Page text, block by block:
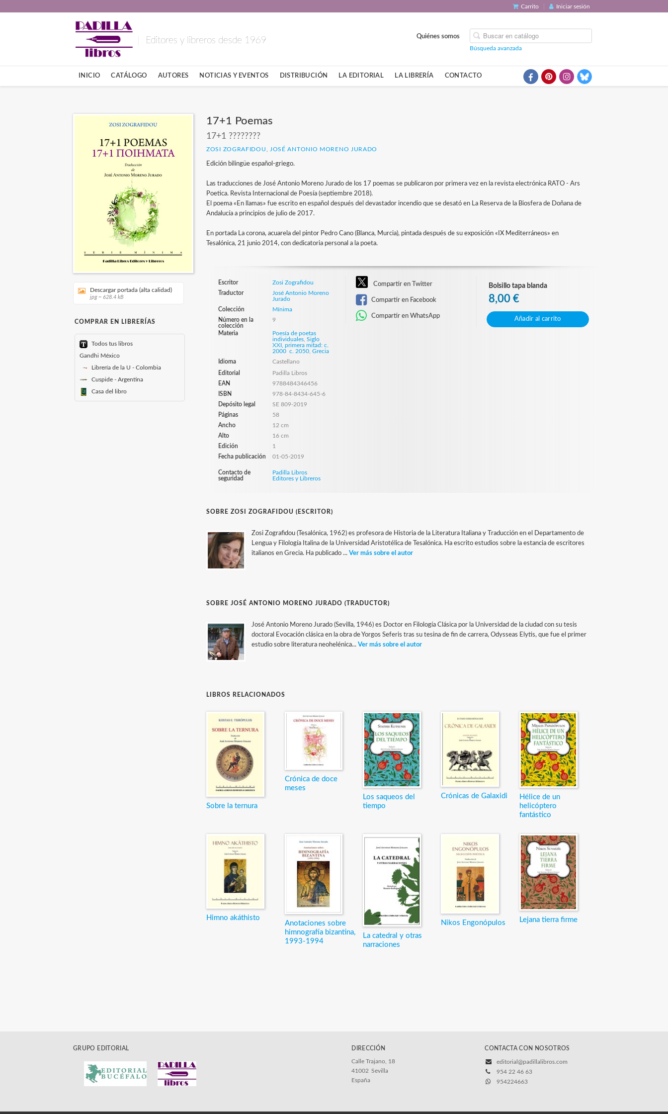
Carrito Iniciar sesión
Editores y libreros desde 1969
Búsqueda avanzada
Quiénes somos
INICIO CATÁLOGO AUTORES NOTICIAS Y EVENTOS DISTRIBUCIÓN LA EDITORIAL LA LIBRERÍA CONTACTO
Descargar portada (alta calidad)
jpg ~ 628.4 kB
COMPRAR EN LIBRERÍAS
Todos tus libros
Gandhi México
Librería de la U - Colombia
Cuspide - Argentina
Casa del libro
17+1 Poemas
17+1 ????????
ZOSI ZOGRAFIDOU JOSÉ ANTONIO MORENO JURADO
Edición bilingüe español-griego.
Las traducciones de José Antonio Moreno Jurado de los 17 poemas se publicaron por primera vez en la revista electrónica RATO - Ars
Poetica. Revista Internacional de Poesía (septiembre 2018).
El poema «En llamas» fue escrito en español después del devastador incendio que se desató en La Reserva de la Biosfera de Doñana de
Andalucía a principios de julio de 2017.
En portada La corona, acuarela del pintor Pedro Cano (Blanca, Murcia), pintada después de su exposición «IX Mediterráneos» en
Tesalónica, 21 junio 2014, con dedicatoria personal a la poeta.
Escritor
Zosi Zografidou
Traductor
José Antonio Moreno
Jurado
Colección
Mínima
Número en la
colección
9
Materia
Poesía de poetas
individuales ,Siglo
XXI, primera mitad: c.
2000  c. 2050 ,Grecia
Idioma
Castellano
Editorial
Padilla Libros
EAN
9788484346456
ISBN
978-84-8434-645-6
Depósito legal
SE 809-2019
Páginas
58
Ancho
12 cm
Alto
16 cm
Edición
1
Fecha publicación
01-05-2019
Contacto de
seguridad
Padilla Libros
Editores y Libreros
Compartir en Twitter
Compartir en Facebook
Compartir en WhatsApp
Bolsillo tapa blanda
8,00 €
Añadir al carrito
SOBRE ZOSI ZOGRAFIDOU (ESCRITOR)
Zosi Zografidou (Tesalónica, 1962) es profesora de Historia de la Literatura Italiana y Traducción en el Departamento de
Lengua y Filología Italina de la Universidad Aristotélica de Tesalónica. Ha escrito estudios sobre la estancia de escritores
italianos en Grecia. Ha publicado ...Ver más sobre el autor
SOBRE JOSÉ ANTONIO MORENO JURADO (TRADUCTOR)
José Antonio Moreno Jurado (Sevilla, 1946) es Doctor en Filología Clásica por la Universidad de la ciudad con su tesis
doctoral Evocación clásica en la obra de Yorgos Seferis tras su tesina de fin de carrera, Odysseas Elytis, que fue el primer
estudio sobre literatura neohelénica...Ver más sobre el autor
LIBROS RELACIONADOS
Sobre la ternura
Crónica de doce
meses
Los saqueos del
tiempo
Crónicas de Galaxidi
Hélice de un
helicóptero
fantástico
Himno akáthisto
Anotaciones sobre
himnografía bizantina,
1993-1994
La catedral y otras
narraciones
Nikos Engonópulos Lejana tierra firme
GRUPO EDITORIAL DIRECCIÓN
Calle Trajano, 18
41002 Sevilla
España
CONTACTA CON NOSOTROS
editorial@padillalibros.com
954 22 46 63
954224663